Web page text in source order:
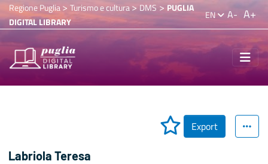
Regione Puglia> Turismo e cultura>DMS > PUGLIA
DIGITAL LIBRARY
EN A- A+
Export
Labriola Teresa